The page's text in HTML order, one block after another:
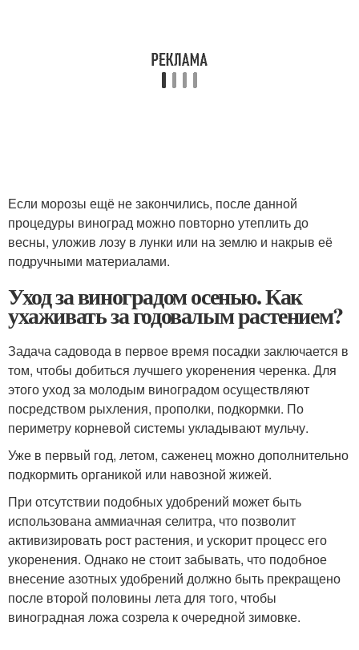
Если морозы ещё не закончились, после данной
процедуры виноград можно повторно утеплить до
весны, уложив лозу в лунки или на землю и накрыв её
подручными материалами.
Уход за виноградом осенью. Как
ухаживать за годовалым растением?
Задача садовода в первое время посадки заключается в
том, чтобы добиться лучшего укоренения черенка. Для
этого уход за молодым виноградом осуществляют
посредством рыхления, прополки, подкормки. По
периметру корневой системы укладывают мульчу.
Уже в первый год, летом, саженец можно дополнительно
подкормить органикой или навозной жижей.
При отсутствии подобных удобрений может быть
использована аммиачная селитра, что позволит
активизировать рост растения, и ускорит процесс его
укоренения. Однако не стоит забывать, что подобное
внесение азотных удобрений должно быть прекращено
после второй половины лета для того, чтобы
виноградная ложа созрела к очередной зимовке.